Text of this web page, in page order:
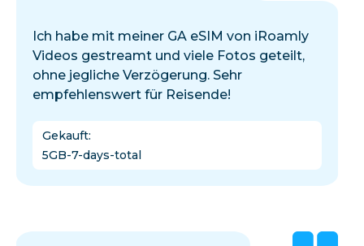
Ich habe mit meiner GA eSIM von iRoamly
Videos gestreamt und viele Fotos geteilt,
ohne jegliche Verzögerung. Sehr
empfehlenswert für Reisende!
Gekauft:
5GB-7-days-total